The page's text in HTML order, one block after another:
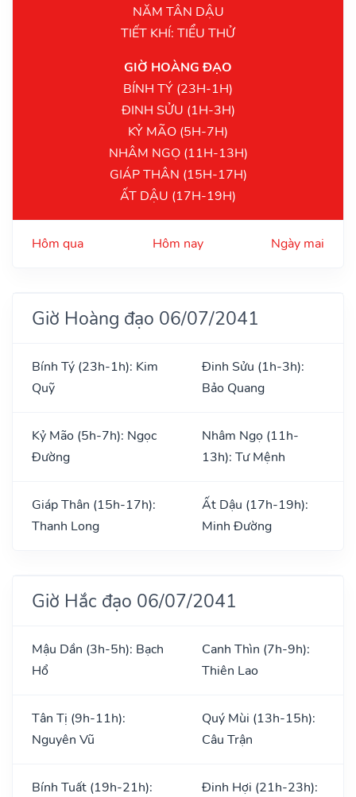
NĂM TÂN DẬU
TIẾT KHÍ: TIỂU THỬ
GIỜ HOÀNG ĐẠO
BÍNH TÝ (23H-1H)
ĐINH SỬU (1H-3H)
KỶ MÃO (5H-7H)
NHÂM NGỌ (11H-13H)
GIÁP THÂN (15H-17H)
ẤT DẬU (17H-19H)
Hôm qua Hôm nay Ngày mai
Giờ Hoàng đạo 06/07/2041
Bính Tý (23h-1h): Kim
Quỹ
Đinh Sửu (1h-3h):
Bảo Quang
Kỷ Mão (5h-7h): Ngọc
Đường
Nhâm Ngọ (11h-
13h): Tư Mệnh
Giáp Thân (15h-17h):
Thanh Long
Ất Dậu (17h-19h):
Minh Đường
Giờ Hắc đạo 06/07/2041
Mậu Dần (3h-5h): Bạch
Hổ
Canh Thìn (7h-9h):
Thiên Lao
Tân Tị (9h-11h):
Nguyên Vũ
Quý Mùi (13h-15h):
Câu Trận
Bính Tuất (19h-21h):
Đinh Hợi (21h-23h):